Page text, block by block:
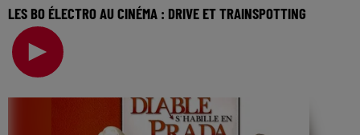
LES BO ÉLECTRO AU CINÉMA : DRIVE ET TRAINSPOTTING
La music story du jour c’est celle des BO électro au
cinéma… Il y a des films qui marquent, par leur